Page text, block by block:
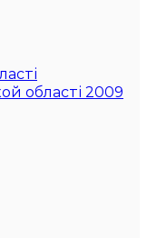
області 2009